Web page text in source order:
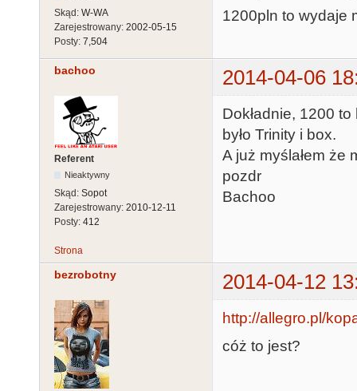
Skąd: W-WA
Zarejestrowany: 2002-05-15
Posty: 7,504
1200pln to wydaje
bachoo 2014-04-06
Referent
Nieaktywny
Skąd: Sopot
Zarejestrowany: 2010-12-11
Posty: 412
Dokładnie, 1200
było Trinity i box.
A już myślałem że
pozdr
Bachoo
Strona
bezrobotny 2014-04-12
http://allegro.pl/
cóż to jest?